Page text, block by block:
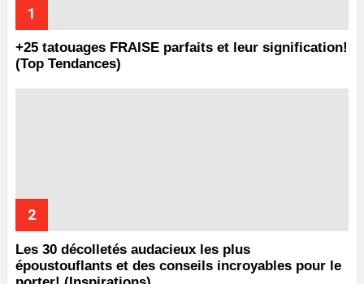
+25 tatouages ​​FRAISE parfaits et leur signification!
(Top Tendances)
Les 30 décolletés audacieux les plus
époustouflants et des conseils incroyables pour le